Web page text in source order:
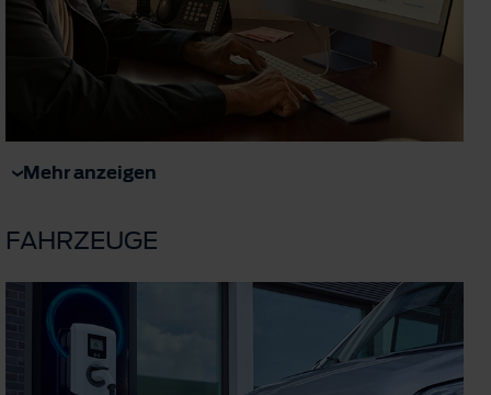
Mehr anzeigen
FAHRZEUGE